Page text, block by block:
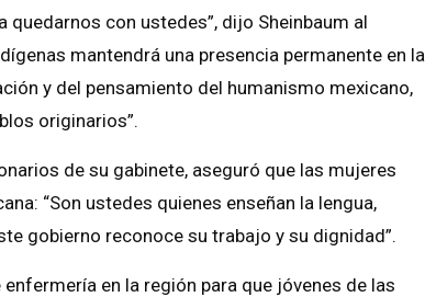
quedarnos con ustedes”, dijo Sheinbaum al
mantendrá una presencia permanente en la
y del pensamiento del humanismo mexicano,
originarios”.
de su gabinete, aseguró que las mujeres
“Son ustedes quienes enseñan la lengua,
gobierno reconoce su trabajo y su dignidad”.
en la región para que jóvenes de las